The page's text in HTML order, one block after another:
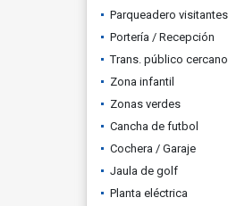
Parqueadero visitantes
Portería / Recepción
Trans. público cercano
Zona infantil
Zonas verdes
Cancha de futbol
Cochera / Garaje
Jaula de golf
Planta eléctrica